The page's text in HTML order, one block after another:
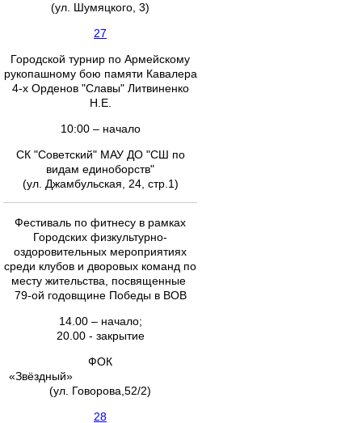
(ул. Шумяцкого, 3)
27
Городской турнир по Армейскому
рукопашному бою памяти Кавалера
4-х Орденов "Славы" Литвиненко
Н.Е.
10:00 – начало
СК "Советский" МАУ ДО "СШ по
видам единоборств"
(ул. Джамбульская, 24, стр.1)
Фестиваль по фитнесу в рамках
Городских физкультурно-
оздоровительных мероприятиях
среди клубов и дворовых команд по
месту жительства, посвященные
79-ой годовщине Победы в ВОВ
14.00 – начало;
20.00 - закрытие
ФОК
«Звёздный»
(ул. Говорова,52/2)
28